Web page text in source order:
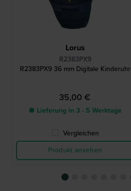
Lorus
R2383PX9
R2383PX9 36 mm Digitale Kinderuhr
35,00 €
● Lieferung in 3 - 5 Werktage
Vergleichen
Produkt ansehen